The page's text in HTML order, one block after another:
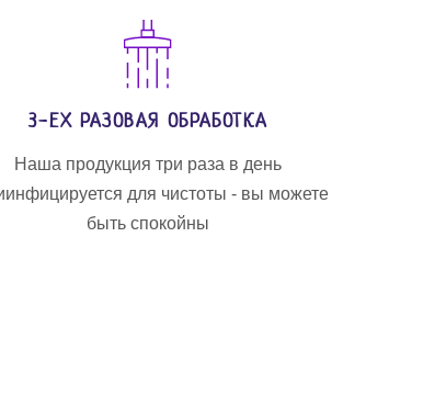
3-ЕХ РАЗОВАЯ ОБРАБОТКА
Наша продукция три раза в день
для чистоты - вы можете
быть спокойны